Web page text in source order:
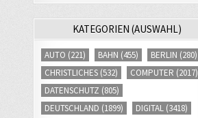
KATEGORIEN (AUSWAHL)
AUTO (221) BAHN (455) BERLIN (280)
CHRISTLICHES (532) COMPUTER (2017)
DATENSCHUTZ (805)
DEUTSCHLAND (1899) DIGITAL (3418)